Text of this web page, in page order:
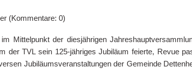
(Kommentare: 0)
Mittelpunkt der diesjährigen
der TVL sein 125-jähriges Jubiläum feierte, Revue
Jubiläumsveranstaltungen der Gemeinde